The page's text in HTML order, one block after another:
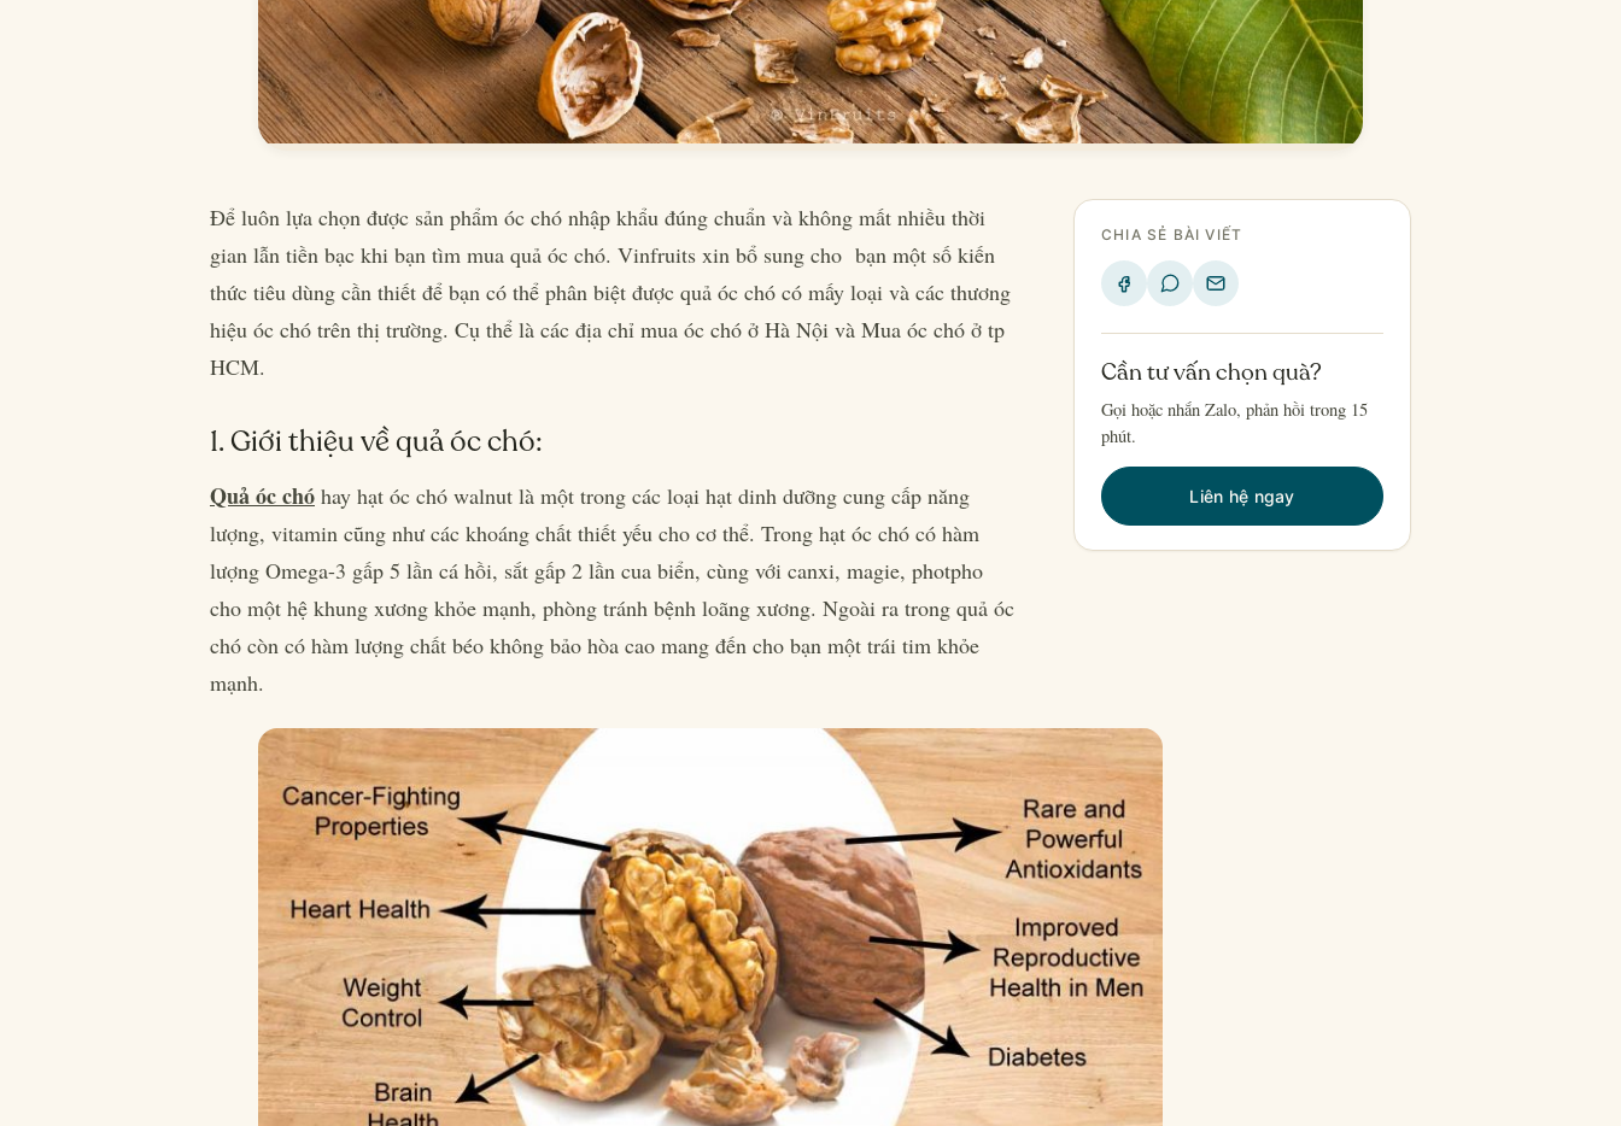
Để luôn lựa chọn được sản phẩm óc chó nhập khẩu đúng chuẩn và không mất nhiều thời
gian lẫn tiền bạc khi bạn tìm mua quả óc chó. Vinfruits xin bổ sung cho bạn một số kiến
thức tiêu dùng cần thiết để bạn có thể phân biệt được quả óc chó có mấy loại và các thương
hiệu óc chó trên thị trường. Cụ thể là các địa chỉ mua óc chó ở Hà Nội và Mua óc chó ở tp
HCM.
1. Giới thiệu về quả óc chó:
Quả óc chó hay hạt óc chó walnut là một trong các loại hạt dinh dưỡng cung cấp năng
lượng, vitamin cũng như các khoáng chất thiết yếu cho cơ thể. Trong hạt óc chó có hàm
lượng Omega-3 gấp 5 lần cá hồi, sắt gấp 2 lần cua biển, cùng với canxi, magie, photpho
cho một hệ khung xương khỏe mạnh, phòng tránh bệnh loãng xương. Ngoài ra trong quả óc
chó còn có hàm lượng chất béo không bảo hòa cao mang đến cho bạn một trái tim khỏe
mạnh.
CHIA SẺ BÀI VIẾT
Cần tư vấn chọn quà?
Gọi hoặc nhắn Zalo, phản hồi trong 15
phút.
Liên hệ ngay